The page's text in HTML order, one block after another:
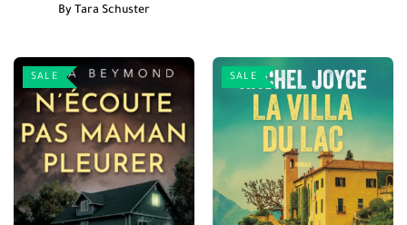
By Tara Schuster
SALE SALE